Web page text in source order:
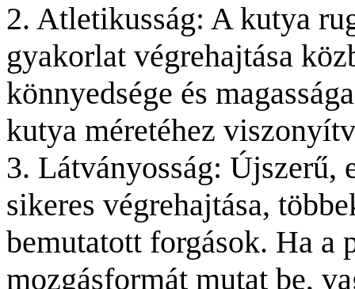
2. Atletikusság: A kutya
gyakorlat végrehajtása
könnyedsége és
kutya méretéhez
3. Látványosság: Újszerű,
sikeres végrehajtása,
bemutatott forgások. Ha a
mozgásformát mutat be,